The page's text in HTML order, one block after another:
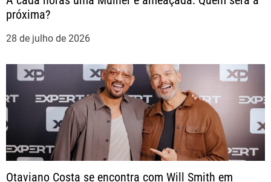
próxima?
28 de julho de 2026
Otaviano Costa se encontra com Will Smith em